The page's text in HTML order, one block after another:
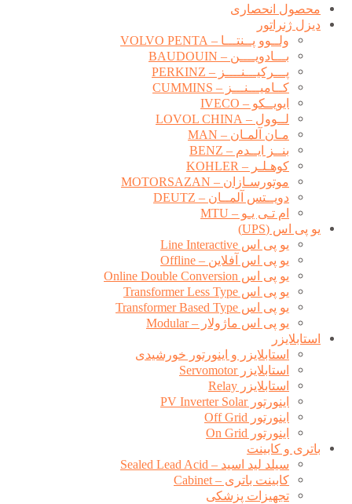
محصول انحصاری
دیزل ژنراتور
ولــوو پــنتـــا – VOLVO PENTA
بـــادویــــن – BAUDOUIN
پـــرکیـــنــــز – PERKINZ
کــامیـــنـــز – CUMMINS
ایویــکو – IVECO
لــوول – LOVOL CHINA
مـان آلمـان – MAN
بنــز ایــدم – BENZ
کوهـلـر – KOHLER
موتورسـازان – MOTORSAZAN
دویــتس آلمــان – DEUTZ
ام تـی یـو – MTU
یو پی اس (UPS)
یو پی اس Line Interactive
یو پی اس آفلاین – Offline
یو پی اس Online Double Conversion
یو پی اس Transformer Less Type
یو پی اس Transformer Based Type
یو پی اس ماژولار – Modular
استابلایزر
استابلایزر و اینورتور خورشیدی
استابلایزر Servomotor
استابلایزر Relay
اینورتور PV Inverter Solar
اینورتور Off Grid
اینورتور On Grid
باتری و کابینت
سیلد لید اسید – Sealed Lead Acid
کابینت باتری – Cabinet
تجهیزات پزشکی